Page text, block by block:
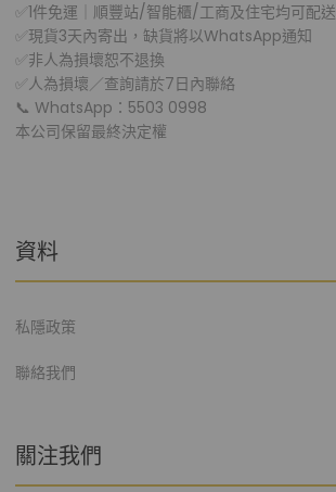
✅1件免運｜順豐站/智能櫃/工商及住宅均可配送
✅現貨3天內寄出，缺貨將以WhatsApp通知
✅非人為損壞恕不退換
✅人為損壞／查詢請於7日內聯絡
📞 WhatsApp：5503 0998
本公司保留最終決定權
資料
私隱政策
聯絡我們
關注我們